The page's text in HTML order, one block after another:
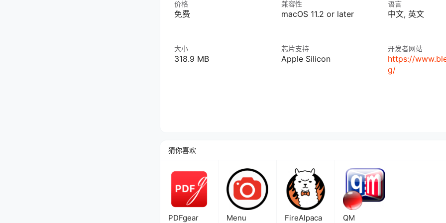
价格
免费
大小
318.9 MB
兼容性
macOS 11.2 or later
芯片支持
Apple Silicon
语言
中文, 英文
开发者网站
https://
g/
猜你喜欢
PDFgear Menu FireAlpaca QM